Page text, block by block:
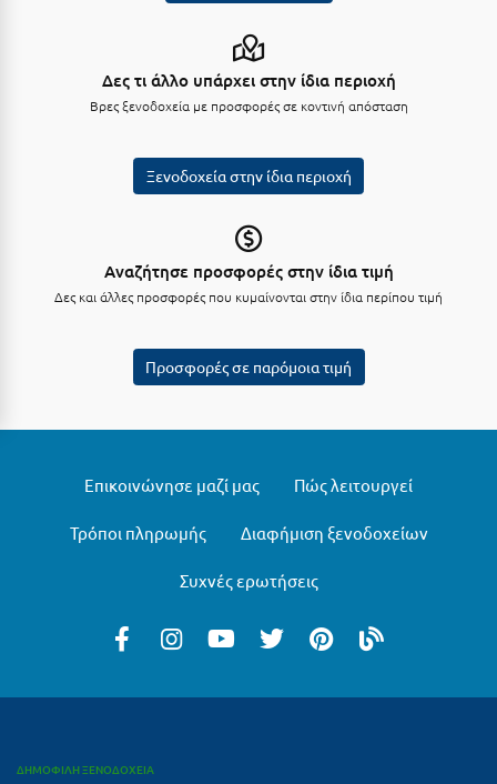
Λουτρά Υπάτης
Μάνη
Μετέωρα
Δες τι άλλο υπάρχει στην ίδια περιοχή
Βρες ξενοδοχεία με προσφορές σε κοντινή απόσταση
Ξενοδοχεία στην ίδια περιοχή
Αναζήτησε προσφορές στην ίδια τιμή
Δες και άλλες προσφορές που κυμαίνονται στην ίδια περίπου τιμή
Προσφορές σε παρόμοια τιμή
Επικοινώνησε μαζί μας Πώς λειτουργεί
Τρόποι πληρωμής Διαφήμιση ξενοδοχείων
Συχνές ερωτήσεις
ΔΗΜΟΦΙΛΗ ΞΕΝΟΔΟΧΕΙΑ